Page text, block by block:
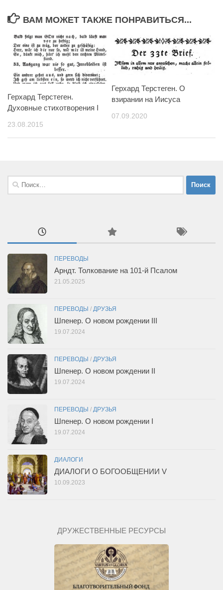
ВАМ МОЖЕТ ТАКЖЕ ПОНРАВИТЬСЯ...
Герхард Терстеген.
Духовные стихотворения I
23.08.2015
Герхард Терстеген. О
взирании на Иисуса
07.09.2020
Найти:
ПЕРЕВОДЫ
Арндт. Толкование на 101-й Псалом
21.05.2025
ПЕРЕВОДЫ / ДРУЗЬЯ
Шпенер. О новом рождении III
19.07.2024
ПЕРЕВОДЫ / ДРУЗЬЯ
Шпенер. О новом рождении II
19.07.2024
ПЕРЕВОДЫ / ДРУЗЬЯ
Шпенер. О новом рождении I
19.07.2024
ДИАЛОГИ
ДИАЛОГИ О БОГООБЩЕНИИ V
10.09.2023
ДРУЖЕСТВЕННЫЕ РЕСУРСЫ